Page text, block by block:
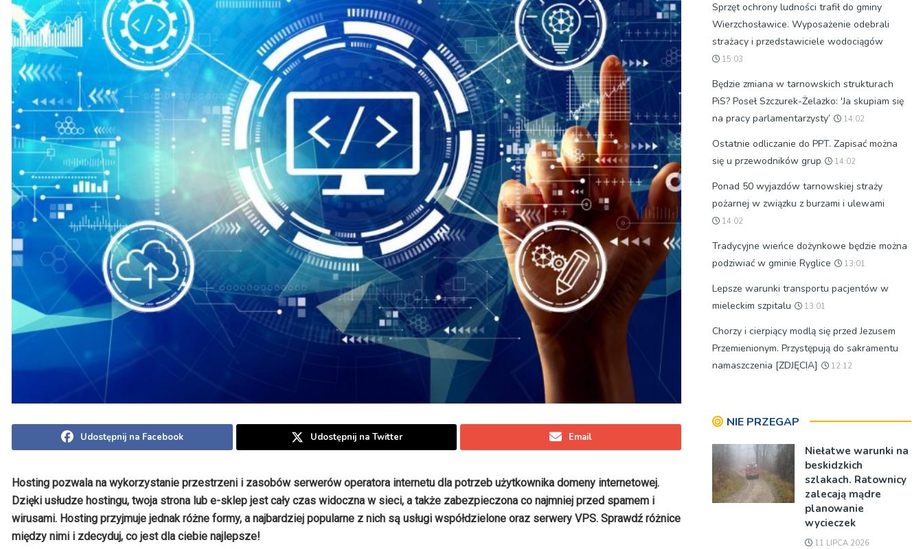
Udostępnij na Facebook Udostępnij na Twitter Email
Hosting pozwala na wykorzystanie przestrzeni i zasobów serwerów operatora internetu dla potrzeb użytkownika domeny internetowej.
Dzięki usłudze hostingu, twoja strona lub e-sklep jest cały czas widoczna w sieci, a także zabezpieczona co najmniej przed spamem i
wirusami. Hosting przyjmuje jednak różne formy, a najbardziej popularne z nich są usługi współdzielone oraz serwery VPS. Sprawdź różnice
między nimi i zdecyduj, co jest dla ciebie najlepsze!
Sprzęt ochrony ludności trafił do gminy
Wierzchosławice. Wyposażenie odebrali
strażacy i przedstawiciele wodociągów
15:03
Będzie zmiana w tarnowskich strukturach
PiS? Poseł Szczurek-Żelazko: 'Ja skupiam się
na pracy parlamentarzysty’
14:02
Ostatnie odliczanie do PPT. Zapisać można
się u przewodników grup
14:02
Ponad 50 wyjazdów tarnowskiej straży
pożarnej w związku z burzami i ulewami
14:02
Tradycyjne wieńce dożynkowe będzie można
podziwiać w gminie Ryglice
13:01
Lepsze warunki transportu pacjentów w
mieleckim szpitalu
13:01
Chorzy i cierpiący modlą się przed Jezusem
Przemienionym. Przystępują do sakramentu
namaszczenia [ZDJĘCIA]
12:12
NIE PRZEGAP
Niełatwe warunki na
beskidzkich
szlakach. Ratownicy
zalecają mądre
planowanie
wycieczek
11 LIPCA 2026